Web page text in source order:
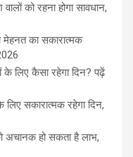
को रहना होगा सावधान,
मेहनत का सकारात्मक
के लिए कैसा रहेगा दिन? पढ़ें
सकारात्मक रहेगा दिन,
अचानक हो सकता है लाभ,